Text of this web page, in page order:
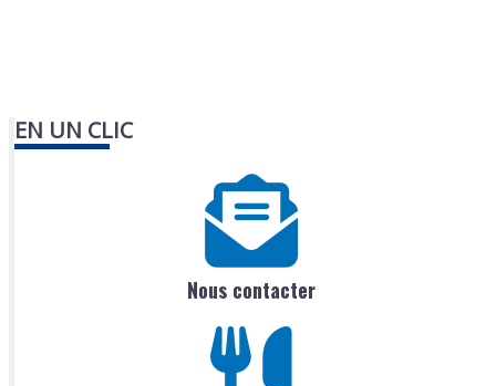
EN UN CLIC
Nous contacter